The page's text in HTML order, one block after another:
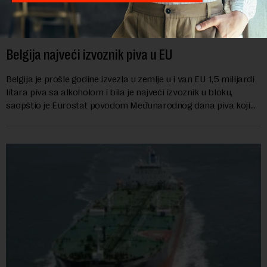
Belgija najveći izvoznik piva u EU
Belgija je prošle godine izvezla u zemlje u i van EU 1,5 milijardi
litara piva sa alkoholom i bila je najveći izvoznik u bloku,
saopštio je Eurostat povodom Međunarodnog dana piva koji